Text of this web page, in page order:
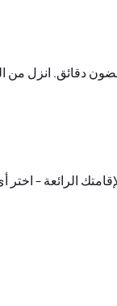
دقائق. انزل من
الرائعة -